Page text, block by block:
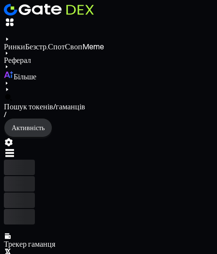
РинкиБезстр.СпотСвопMeme
Реферал
Більше
Пошук токенів/гаманців
/
Активність
Трекер гаманця